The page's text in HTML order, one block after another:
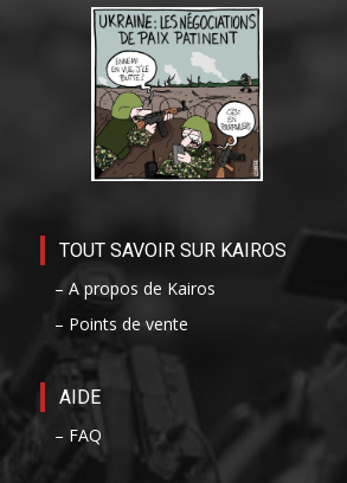
TOUT SAVOIR SUR KAIROS
– A propos de Kairos
– Points de vente
AIDE
– FAQ